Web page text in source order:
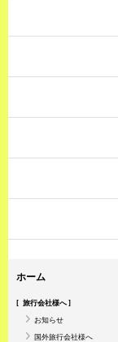
ホーム
旅行会社様へ
お知らせ
国外旅行会社様へ